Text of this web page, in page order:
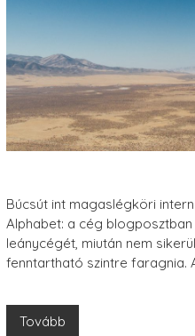
Búcsút int magaslégköri
Alphabet: a cég
leánycégét, miután nem
fenntartható szintre faragnia.
Tovább